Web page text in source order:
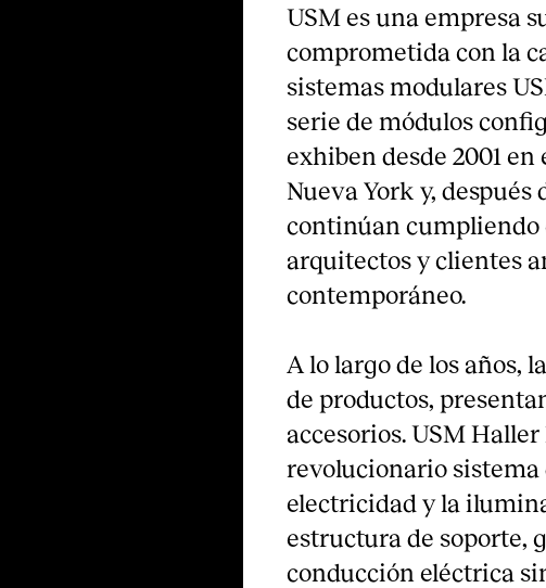
USM es una empresa
comprometida con la
sistemas modulares
serie de módulos
exhiben desde 2001
Nueva York y, después
continúan cumpliendo
arquitectos y clientes
contemporáneo.
A lo largo de los años,
de productos,
accesorios. USM
revolucionario
electricidad y la
estructura de soporte,
conducción eléctrica